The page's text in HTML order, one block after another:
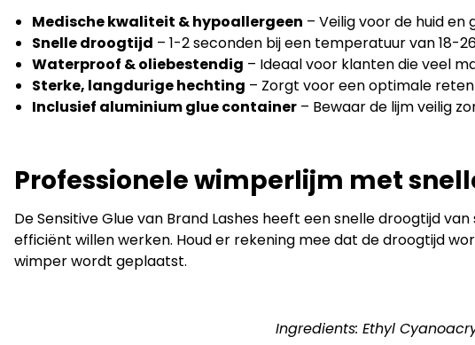
Medische kwaliteit & hypoallergeen – Veilig voor de huid
Snelle droogtijd – 1-2 seconden bij een temperatuur van 18-
Waterproof & oliebestendig – Ideaal voor klanten die veel
Sterke, langdurige hechting – Zorgt voor een optimale
Inclusief aluminium glue container – Bewaar de lijm veilig
Professionele wimperlijm met
De Sensitive Glue van Brand Lashes heeft een snelle droogtijd
efficiënt willen werken. Houd er rekening mee dat de droogtijd
wimper wordt geplaatst.
Ingredients: Ethyl